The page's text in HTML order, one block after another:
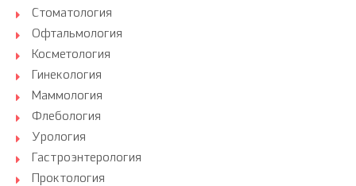
Стоматология
Офтальмология
Косметология
Гинекология
Маммология
Флебология
Урология
Гастроэнтерология
Проктология